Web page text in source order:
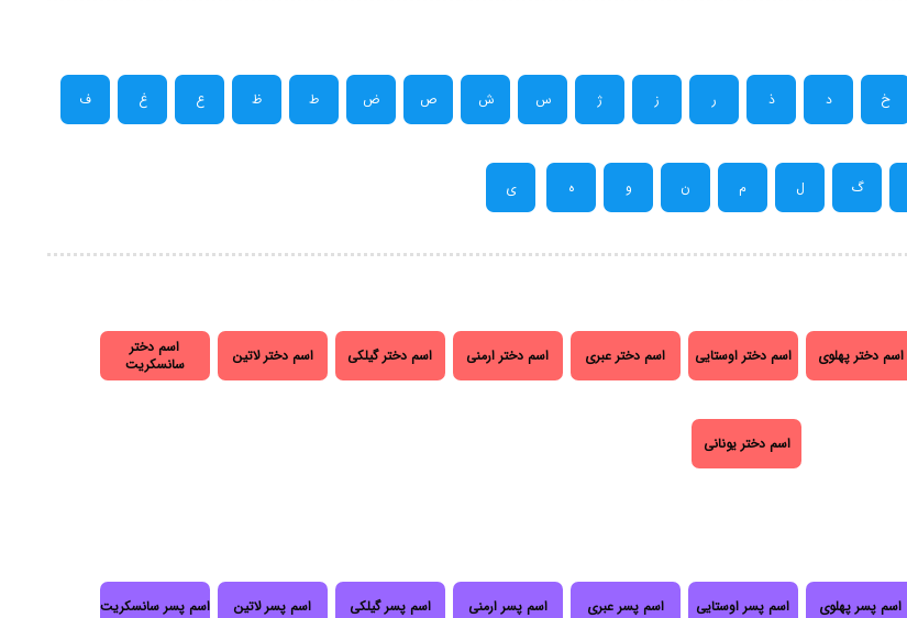
خ د ذ ر ز ژ س ش ص ض ط ظ ع غ ف
گ ل م ن و ه ی
اسم دختر پهلوی اسم دختر اوستایی اسم دختر عبری اسم دختر ارمنی اسم دختر گیلکی اسم دختر لاتین
اسم دختر
سانسکریت
اسم دختر یونانی
اسم پسر پهلوی اسم پسر اوستایی اسم پسر عبری اسم پسر ارمنی اسم پسر گیلکی اسم پسر لاتین اسم پسر سانسکریت